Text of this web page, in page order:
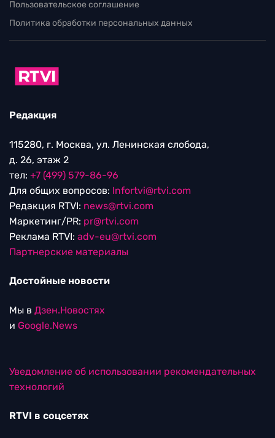
Пользовательское соглашение
Политика обработки персональных данных
Редакция
115280, г. Москва, ул. Ленинская слобода,
д. 26, этаж 2
тел: +7 (499) 579-86-96
Для общих вопросов: Infortvi@rtvi.com
Редакция RTVI: news@rtvi.com
Маркетинг/PR: pr@rtvi.com
Реклама RTVI: adv-eu@rtvi.com
Партнерские материалы
Достойные новости
Мы в Дзен.Новостях
и Google.News
Уведомление об использовании рекомендательных
технологий
RTVI в соцсетях